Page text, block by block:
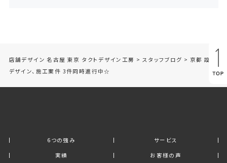
店舗デザイン 名古屋 東京 タクトデザイン工房 > スタッフブログ > 京都 設計
デザイン、施工案件 3件同時進行中☆
6つの強み
サービス
実績
お客様の声